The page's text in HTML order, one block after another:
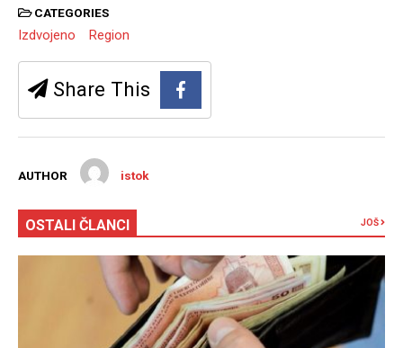
CATEGORIES
Izdvojeno Region
Share This
AUTHOR istok
OSTALI ČLANCI JOŠ